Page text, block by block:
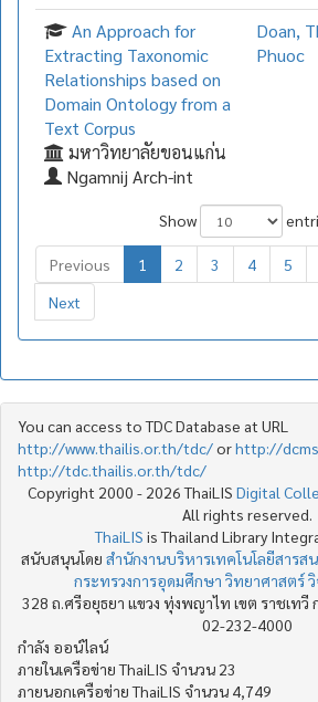
An Approach for
Extracting Taxonomic
Relationships based on
Domain Ontology from a
Text Corpus
มหาวิทยาลัยขอนแก่น
Ngamnij Arch-int
Doan,
Phuoc
Show
Previous 1 2 3 4 5
Next
You can access to TDC Database at URL
http://www.thailis.or.th/tdc/orhttp://
http://tdc.thailis.or.th/tdc/
Copyright 2000 - 2026 ThaiLIS Digital
All rights reserved.
ThaiLIS is Thailand Library
สนับสนุนโดย สำนักงานบริหารเทคโนโลยีสาร
กระทรวงการอุดมศึกษา วิทยาศาสตร์
328 ถ.ศรีอยุธยา แขวง ทุ่งพญาไท เขต ราชเทวี
02-232-4000
กำลัง ออน์ไลน์
ภายในเครือข่าย ThaiLIS จำนวน 23
ภายนอกเครือข่าย ThaiLIS จำนวน 4,749